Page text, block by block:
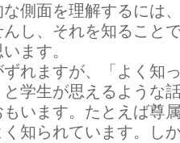
側面を理解するには
し、それを知ること
ます。
れますが、「よく知
と学生が思えるような
います。たとえば尊
知られています。し